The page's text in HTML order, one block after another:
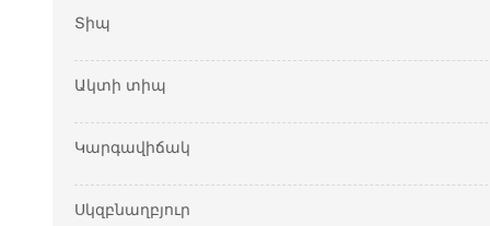
Տիպ
Ակտի տիպ
Կարգավիճակ
Սկզբնաղբյուր